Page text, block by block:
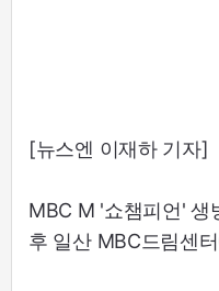
[뉴스엔 이재하 기자]
MBC M '쇼챔피언' 생
후 일산 MBC드림센